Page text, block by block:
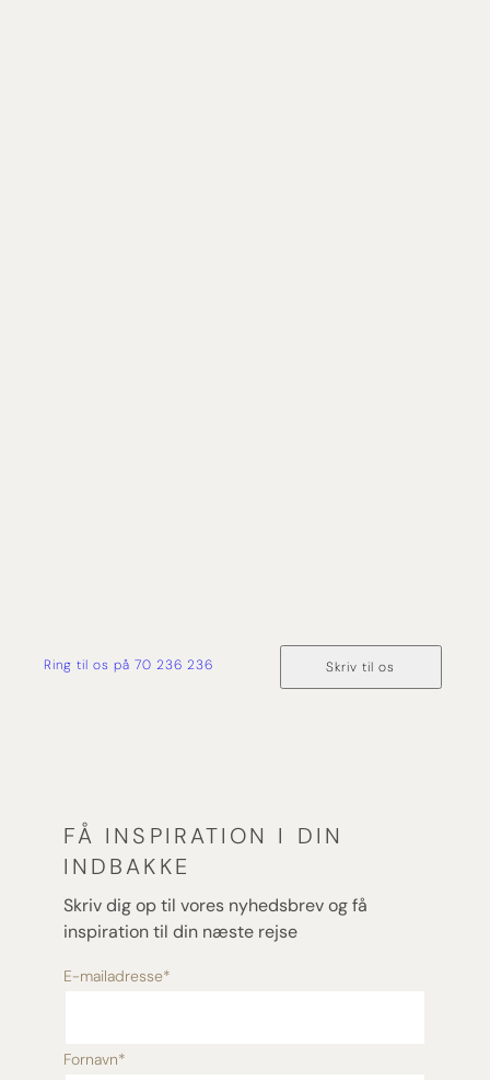
Ring til os på 70 236 236 Skriv til os
FÅ INSPIRATION I DIN
INDBAKKE
Skriv dig op til vores nyhedsbrev og få
inspiration til din næste rejse
E-mailadresse*
Fornavn*